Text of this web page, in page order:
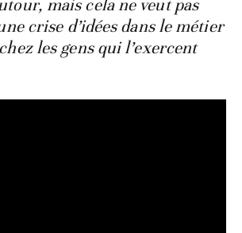
mais cela ne veut pas
crise d’idées dans le métier
les gens qui l’exercent